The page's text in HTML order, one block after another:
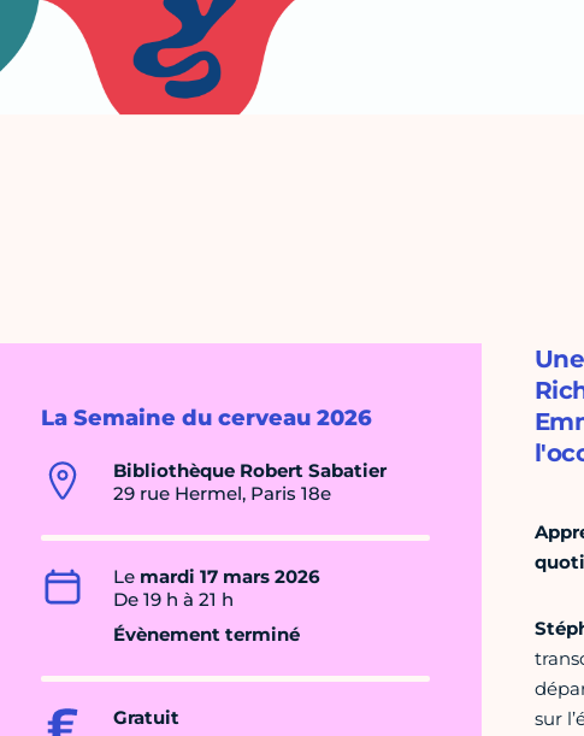
La Semaine du cerveau 2026
Bibliothèque Robert Sabatier
29 rue Hermel, Paris 18e
Le mardi 17 mars 2026
De 19 h à 21 h
Évènement terminé
Gratuit
sur